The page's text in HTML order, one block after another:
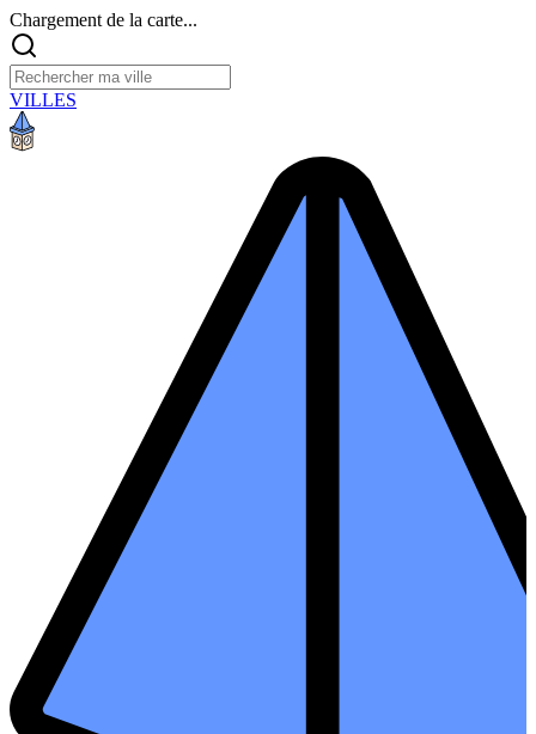
Chargement de la carte...
VILLES